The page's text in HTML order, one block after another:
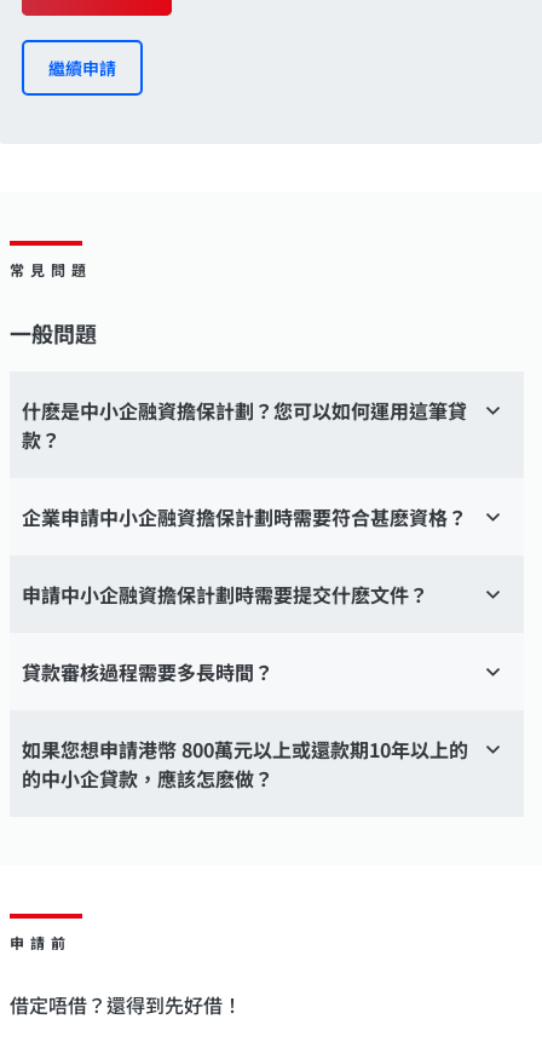
繼續申請
常見問題
一般問題
什麽是中小企融資擔保計劃？您可以如何運用這筆貸
款？
企業申請中小企融資擔保計劃時需要符合甚麽資格？
申請中小企融資擔保計劃時需要提交什麽文件？
貸款審核過程需要多長時間？
如果您想申請港幣 800萬元以上或還款期10年以上的
的中小企貸款，應該怎麽做？
申請前
借定唔借？還得到先好借！